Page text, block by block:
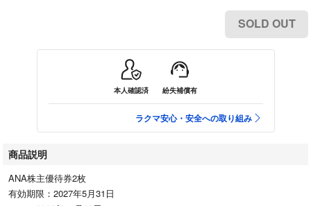
SOLD OUT
本人確認済 紛失補償有
ラクマ安心・安全への取り組み
商品説明
ANA株主優待券2枚
有効期限：2027年5月31日